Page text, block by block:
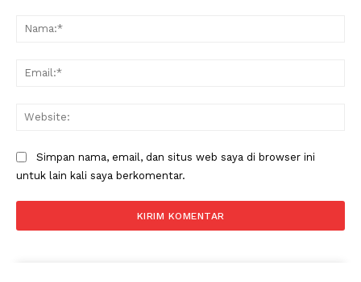
Simpan nama, email, dan situs web saya di browser ini
untuk lain kali saya berkomentar.